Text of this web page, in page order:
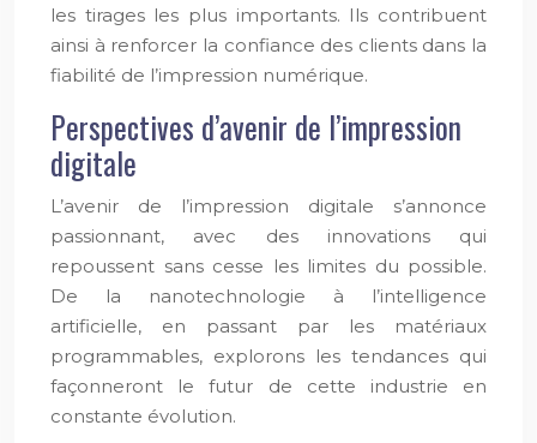
les tirages les plus importants. Ils contribuent
ainsi à renforcer la confiance des clients dans la
fiabilité de l’impression numérique.
Perspectives d’avenir de l’impression
digitale
L’avenir de l’impression digitale s’annonce
passionnant, avec des innovations qui
repoussent sans cesse les limites du possible.
De la nanotechnologie à l’intelligence
artificielle, en passant par les matériaux
programmables, explorons les tendances qui
façonneront le futur de cette industrie en
constante évolution.